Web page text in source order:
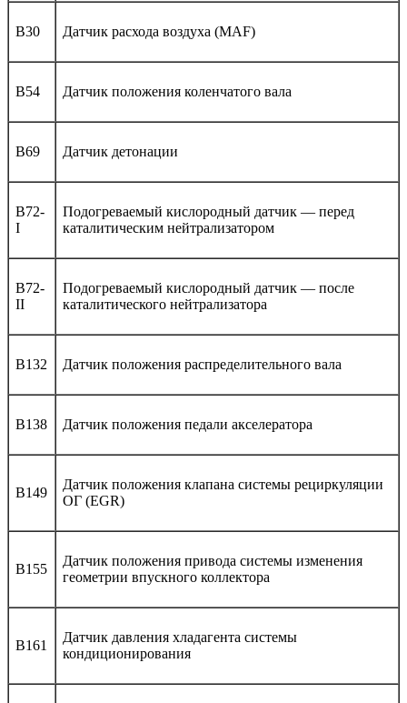
B30 Датчик расхода воздуха (MAF)
B54 Датчик положения коленчатого вала
B69 Датчик детонации
B72-
I
Подогреваемый кислородный датчик — перед
каталитическим нейтрализатором
B72-
II
Подогреваемый кислородный датчик — после
каталитического нейтрализатора
B132 Датчик положения распределительного вала
B138 Датчик положения педали акселератора
B149
Датчик положения клапана системы рециркуляции
ОГ (EGR)
B155
Датчик положения привода системы изменения
геометрии впускного коллектора
B161
Датчик давления хладагента системы
кондиционирования